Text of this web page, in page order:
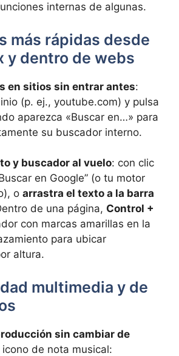
internas de algunas.
más rápidas desde
y dentro de webs
en sitios sin entrar antes:
(p. ej., youtube.com) y pulsa
aparezca «Buscar en…» para
su buscador interno.
y buscador al vuelo: con clic
en Google” (o tu motor
o arrastra el texto a la barra
de una página, Control +
con marcas amarillas en la
para ubicar
altura.
multimedia y de
sin cambiar de
icono de nota musical: